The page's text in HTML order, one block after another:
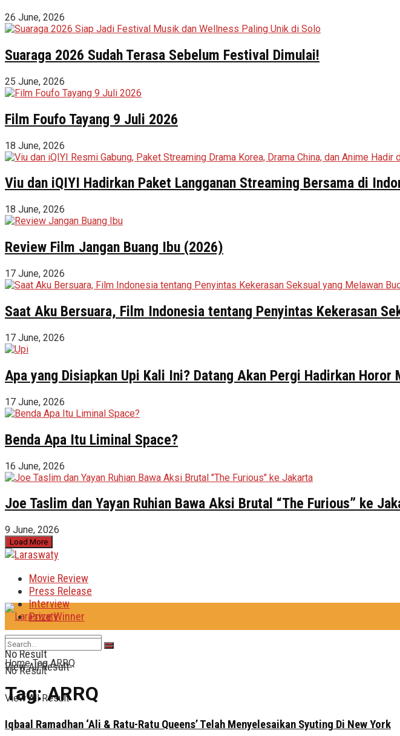
26 June, 2026
Suaraga 2026 Sudah Terasa Sebelum Festival Dimulai!
25 June, 2026
Film Foufo Tayang 9 Juli 2026
18 June, 2026
Viu dan iQIYI Hadirkan Paket Langganan Streaming Bersama di
18 June, 2026
Review Film Jangan Buang Ibu (2026)
17 June, 2026
Saat Aku Bersuara, Film Indonesia tentang Penyintas Kekerasan
17 June, 2026
Apa yang Disiapkan Upi Kali Ini? Datang Akan Pergi Hadirkan
17 June, 2026
Benda Apa Itu Liminal Space?
16 June, 2026
Joe Taslim dan Yayan Ruhian Bawa Aksi Brutal “The Furious” ke
9 June, 2026
Load More
Movie Review
Press Release
Interview
Prize Winner
No Result
View All Result
No Result
View All Result
Home Tag ARRQ
Tag:ARRQ
Iqbaal Ramadhan ‘Ali & Ratu-Ratu Queens’ Telah Menyelesaikan Syuting Di New York